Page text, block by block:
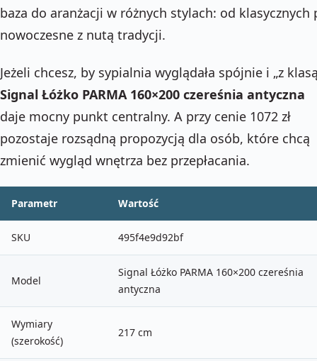
baza do aranżacji w różnych stylach: od klasycznych
nowoczesne z nutą tradycji.
Jeżeli chcesz, by sypialnia wyglądała spójnie i „z
Signal Łóżko PARMA 160×200 czereśnia antyczna
daje mocny punkt centralny. A przy cenie 1072 zł
pozostaje rozsądną propozycją dla osób, które chcą
zmienić wygląd wnętrza bez przepłacania.
Parametr Wartość
SKU 495f4e9d92bf
Model
Signal Łóżko PARMA 160×200 czereśnia
antyczna
Wymiary
(szerokość)
217 cm